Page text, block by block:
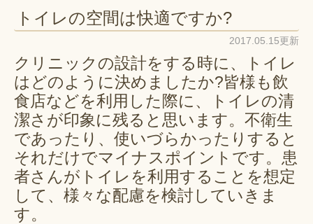
トイレの空間は快適ですか?
2017.05.15更新
クリニックの設計をする時に、トイレ
はどのように決めましたか?皆様も飲
食店などを利用した際に、トイレの清
潔さが印象に残ると思います。不衛生
であったり、使いづらかったりすると
それだけでマイナスポイントです。患
者さんがトイレを利用することを想定
して、様々な配慮を検討していきま
す。